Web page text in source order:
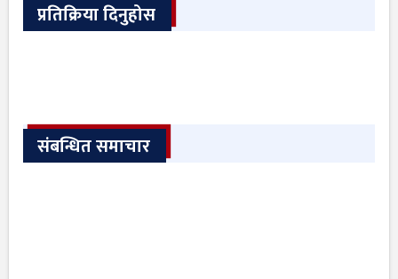
प्रतिक्रिया दिनुहोस
संबन्धित समाचार